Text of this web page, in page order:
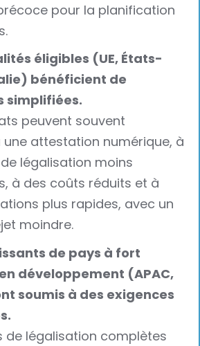
pour la planification
éligibles (UE, États-
bénéficient de
simplifiées.
peuvent souvent
attestation numérique, à
légalisation moins
à des coûts réduits et à
plus rapides, avec un
moindre.
de pays à fort
développement (APAC,
soumis à des exigences
de légalisation complètes